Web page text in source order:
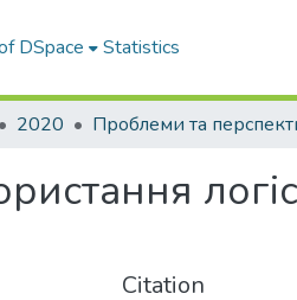
DSpace Statistics
2020
Citation